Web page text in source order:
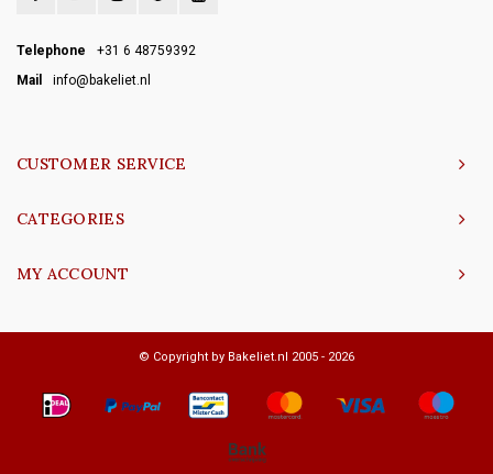
Telephone
+31 6 48759392
Mail
info@bakeliet.nl
CUSTOMER SERVICE
CATEGORIES
MY ACCOUNT
© Copyright by Bakeliet.nl 2005 - 2026